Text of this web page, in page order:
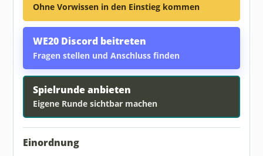
Ohne Vorwissen in den Einstieg kommen
WE20 Discord beitreten
Fragen stellen und Anschluss finden
Spielrunde anbieten
Eigene Runde sichtbar machen
Einordnung